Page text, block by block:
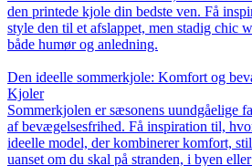
den printede kjole din bedste ven. Få
style den til et afslappet, men stadig chic
både humør og anledning.
Den ideelle sommerkjole: Komfort og
Kjoler
Sommerkjolen er sæsonens uundgåelige
af bevægelsesfrihed. Få inspiration til,
ideelle model, der kombinerer komfort,
uanset om du skal på stranden, i byen